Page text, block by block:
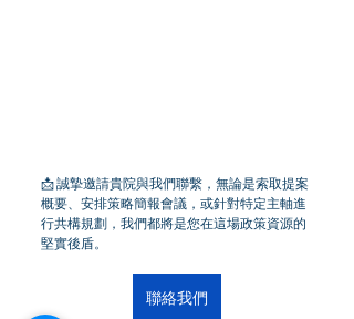
📩 誠摯邀請貴院與我們聯繫，無論是索取提案
概要、安排策略簡報會議，或針對特定主軸進
行共構規劃，我們都將是您在這場政策資源的
堅實後盾。
聯絡我們